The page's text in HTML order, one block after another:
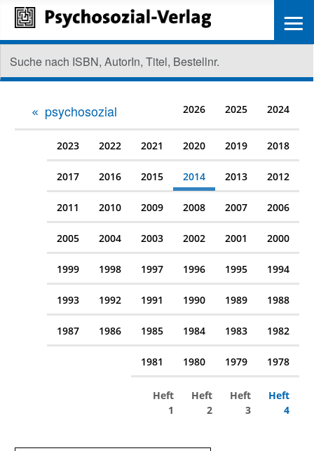
psychosozial 2026 2025 2024
2023 2022 2021 2020 2019 2018
2017 2016 2015 2014 2013 2012
2011 2010 2009 2008 2007 2006
2005 2004 2003 2002 2001 2000
1999 1998 1997 1996 1995 1994
1993 1992 1991 1990 1989 1988
1987 1986 1985 1984 1983 1982
1981 1980 1979 1978
Heft
1
Heft
2
Heft
3
Heft
4
≡